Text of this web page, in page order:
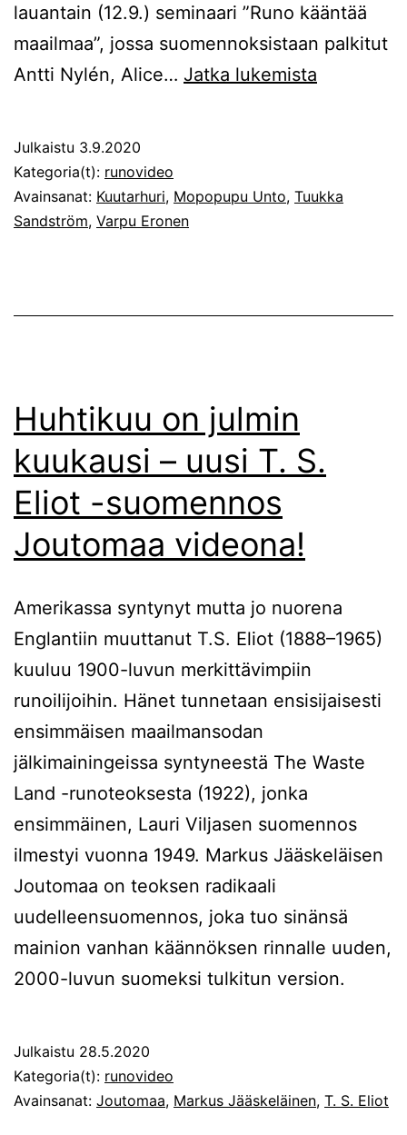
lauantain (12.9.) seminaari ”Runo kääntää
maailmaa”, jossa suomennoksistaan palkitut
Antti Nylén, Alice… Jatka lukemista
Julkaistu 3.9.2020
Kategoria(t): runovideo
Avainsanat: Kuutarhuri, Mopopupu Unto, Tuukka
Sandström, Varpu Eronen
Huhtikuu on julmin
kuukausi – uusi T. S.
Eliot -suomennos
Joutomaa videona!
Amerikassa syntynyt mutta jo nuorena
Englantiin muuttanut T.S. Eliot (1888–1965)
kuuluu 1900-luvun merkittävimpiin
runoilijoihin. Hänet tunnetaan ensisijaisesti
ensimmäisen maailmansodan
jälkimainingeissa syntyneestä The Waste
Land -runoteoksesta (1922), jonka
ensimmäinen, Lauri Viljasen suomennos
ilmestyi vuonna 1949. Markus Jääskeläisen
Joutomaa on teoksen radikaali
uudelleensuomennos, joka tuo sinänsä
mainion vanhan käännöksen rinnalle uuden,
2000-luvun suomeksi tulkitun version.
Julkaistu 28.5.2020
Kategoria(t): runovideo
Avainsanat: Joutomaa, Markus Jääskeläinen, T. S. Eliot